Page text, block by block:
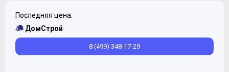
Последняя цена:
ДомСтрой
8 (499) 348-17-29